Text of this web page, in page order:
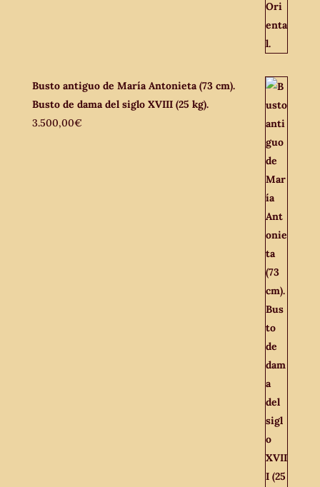
Busto antiguo de María Antonieta (73 cm).
Busto de dama del siglo XVIII (25 kg).
3.500,00€